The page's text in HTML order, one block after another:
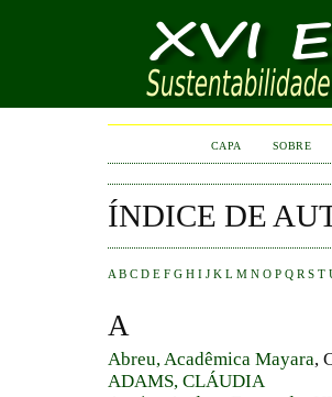
CAPA SOBRE
ÍNDICE DE
A B C D E F G H I J K L M N O P Q R S T
A
Abreu, Acadêmica Mayara,
ADAMS, CLÁUDIA